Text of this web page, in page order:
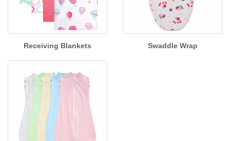
Receiving Blankets Swaddle Wrap